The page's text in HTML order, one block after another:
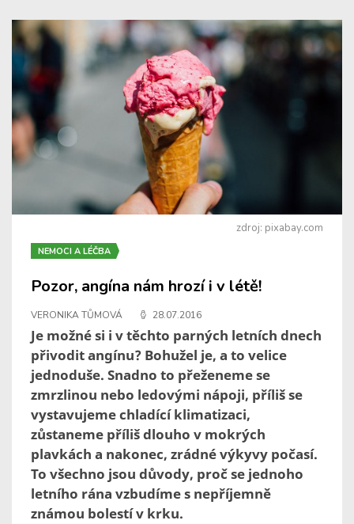
zdroj: pixabay.com
NEMOCI A LÉČBA
Pozor, angína nám hrozí i v létě!
VERONIKA TŮMOVÁ 28.07.2016
Je možné si i v těchto parných letních dnech
přivodit angínu? Bohužel je, a to velice
jednoduše. Snadno to přeženeme se
zmrzlinou nebo ledovými nápoji, příliš se
vystavujeme chladící klimatizaci,
zůstaneme příliš dlouho v mokrých
plavkách a nakonec, zrádné výkyvy počasí.
To všechno jsou důvody, proč se jednoho
letního rána vzbudíme s nepříjemně
známou bolestí v krku.